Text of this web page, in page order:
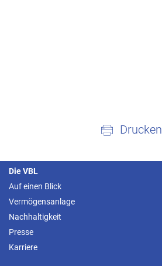
Drucken
Die VBL
Auf einen Blick
Vermögensanlage
Nachhaltigkeit
Presse
Karriere